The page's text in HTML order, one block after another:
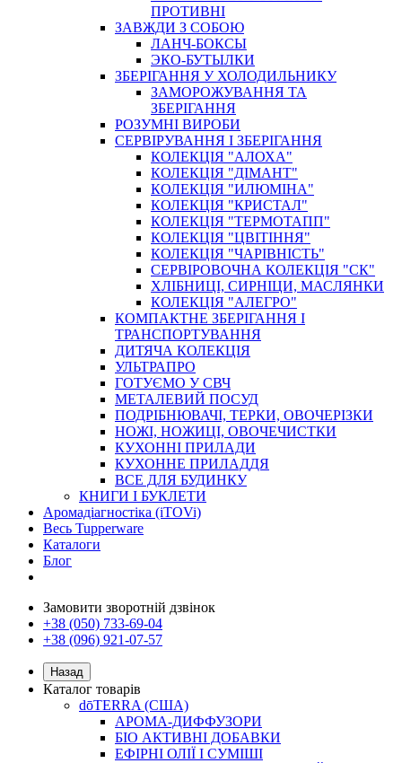
ПРОТИВНІ
ЗАВЖДИ З СОБОЮ
ЛАНЧ-БОКСЫ
ЭКО-БУТЫЛКИ
ЗБЕРІГАННЯ У ХОЛОДИЛЬНИКУ
ЗАМОРОЖУВАННЯ ТА
ЗБЕРІГАННЯ
РОЗУМНІ ВИРОБИ
СЕРВІРУВАННЯ І ЗБЕРІГАННЯ
КОЛЕКЦІЯ "АЛОХА"
КОЛЕКЦІЯ "ДІМАНТ"
КОЛЕКЦІЯ "ИЛЮМІНА"
КОЛЕКЦІЯ "КРИСТАЛ"
КОЛЕКЦІЯ "ТЕРМОТАПП"
КОЛЕКЦІЯ "ЦВІТІННЯ"
КОЛЕКЦІЯ "ЧАРІВНІСТЬ"
СЕРВІРОВОЧНА КОЛЕКЦІЯ "СК"
ХЛІБНИЦІ, СИРНІЦИ, МАСЛЯНКИ
КОЛЕКЦІЯ "АЛЕГРО"
КОМПАКТНЕ ЗБЕРІГАННЯ І
ТРАНСПОРТУВАННЯ
ДИТЯЧА КОЛЕКЦІЯ
УЛЬТРАПРО
ГОТУЄМО У СВЧ
МЕТАЛЕВИЙ ПОСУД
ПОДРІБНЮВАЧІ, ТЕРКИ, ОВОЧЕРІЗКИ
НОЖІ, НОЖИЦІ, ОВОЧЕЧИСТКИ
КУХОННІ ПРИЛАДИ
КУХОННЕ ПРИЛАДДЯ
ВСЕ ДЛЯ БУДИНКУ
КНИГИ І БУКЛЕТИ
Аромадіагностіка (iTOVi)
Весь Tupperware
Каталоги
Блог
Замовити зворотній дзвінок
+38 (050) 733-69-04
+38 (096) 921-07-57
Назад
Каталог товарів
dōTERRA (США)
АРОМА-ДИФФУЗОРИ
БІО АКТИВНІ ДОБАВКИ
ЕФІРНІ ОЛІЇ І СУМІШІ